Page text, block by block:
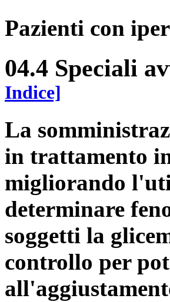
Pazienti con
04.4 Speciali
Indice]
La
in trattamento
migliorando
determinare
soggetti la
controllo per